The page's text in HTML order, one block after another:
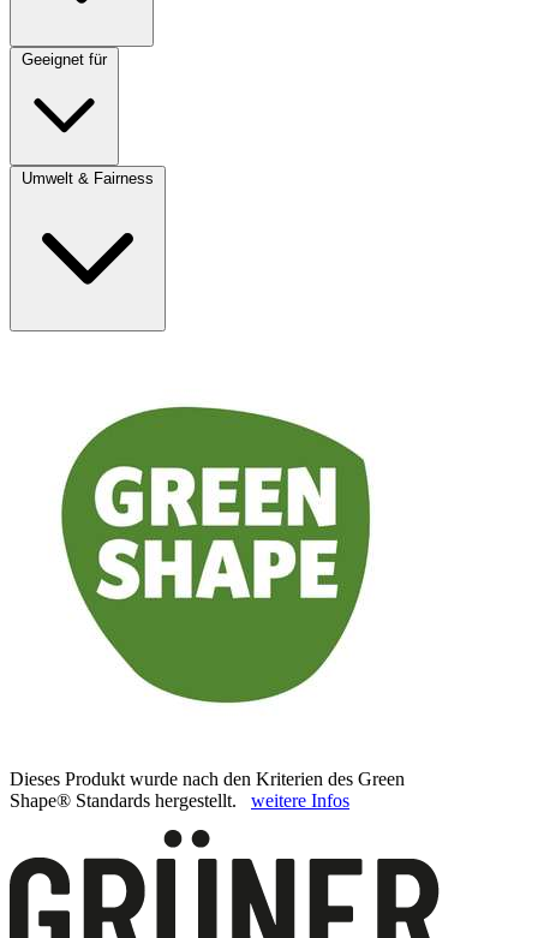
Geeignet für
Umwelt & Fairness
Dieses Produkt wurde nach den Kriterien des Green
Shape® Standards hergestellt. weitere Infos